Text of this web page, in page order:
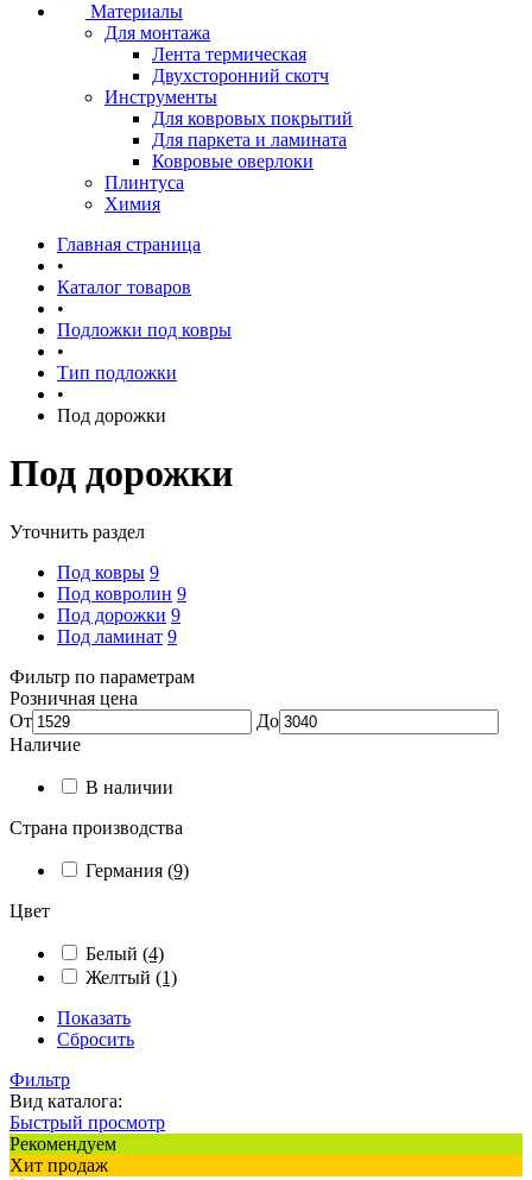
Материалы
Для монтажа
Лента термическая
Двухсторонний скотч
Инструменты
Для ковровых покрытий
Для паркета и ламината
Ковровые оверлоки
Плинтуса
Химия
Главная страница
•
Каталог товаров
•
Подложки под ковры
•
Тип подложки
•
Под дорожки
Под дорожки
Уточнить раздел
Под ковры 9
Под ковролин 9
Под дорожки 9
Под ламинат 9
Фильтр по параметрам
Розничная цена
От
До
Наличие
В наличии
Страна производства
Германия (9)
Цвет
Белый (4)
Желтый (1)
Показать
Сбросить
Фильтр
Вид каталога:
Быстрый просмотр
Рекомендуем
Хит продаж